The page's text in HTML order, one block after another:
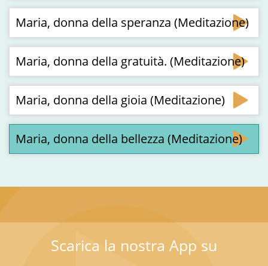
Maria, donna della speranza (Meditazione)
Maria, donna della gratuità. (Meditazione)
Maria, donna della gioia (Meditazione)
Maria, donna della bellezza (Meditazione)
Scarica la nostra App su